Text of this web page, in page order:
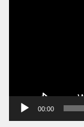
00:00